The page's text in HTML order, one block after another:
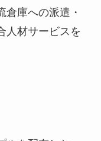
倉庫への派遣・
人材サービスを